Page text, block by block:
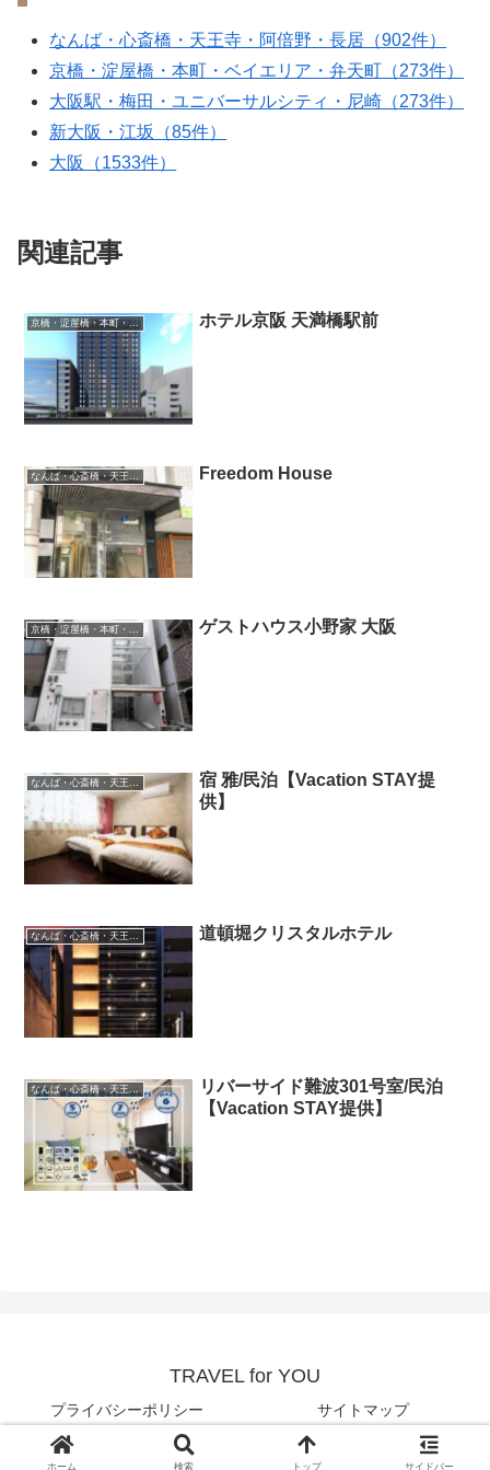
なんば・心斎橋・天王寺・阿倍野・長居（902件）
京橋・淀屋橋・本町・ベイエリア・弁天町（273件）
大阪駅・梅田・ユニバーサルシティ・尼崎（273件）
新大阪・江坂（85件）
大阪（1533件）
関連記事
京橋・淀屋橋・本町・ベイエリア・弁天町 ホテル京阪 天満橋駅前
Freedom House
ゲストハウス小野家 大阪
宿 雅/民泊【Vacation STAY提
供】
道頓堀クリスタルホテル
リバーサイド難波301号室/民泊
【Vacation STAY提供】
TRAVEL for YOU
プライバシーポリシー サイトマップ
© TRAVEL for YOU.
ホーム 検索 トップ サイドバー